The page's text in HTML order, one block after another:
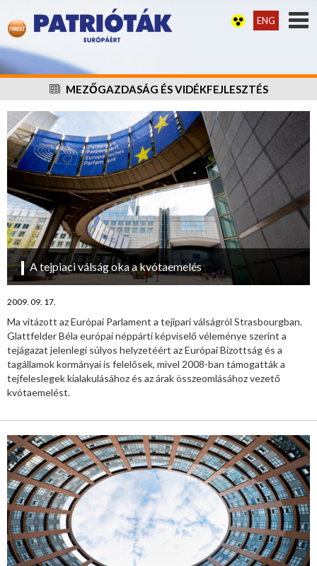
ENG
MEZŐGAZDASÁG ÉS VIDÉKFEJLESZTÉS
A tejpiaci válság oka a kvótaemelés
2009. 09. 17.
Ma vitázott az Európai Parlament a tejipari válságról Strasbourgban.
Glattfelder Béla európai néppárti képviselő véleménye szerint a
tejágazat jelenlegi súlyos helyzetéért az Európai Bizottság és a
tagállamok kormányai is felelősek, mivel 2008-ban támogatták a
tejfeleslegek kialakulásához és az árak összeomlásához vezető
kvótaemelést.